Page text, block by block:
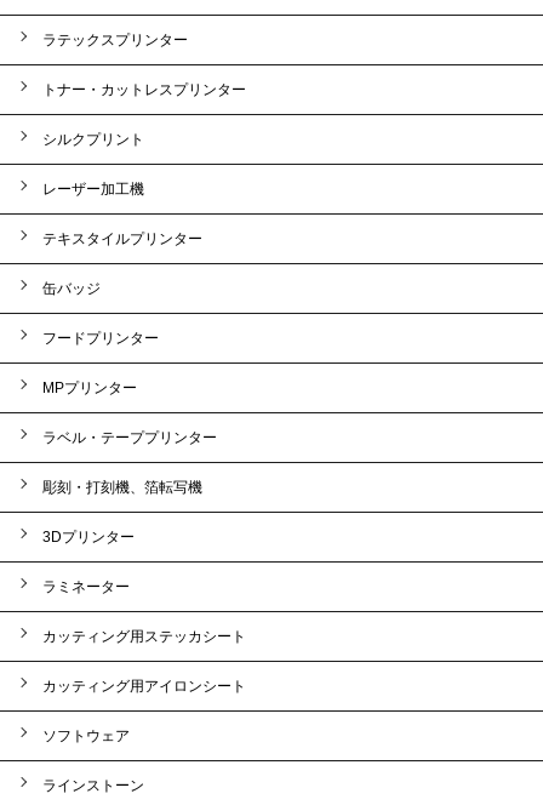
ラテックスプリンター
トナー・カットレスプリンター
シルクプリント
レーザー加工機
テキスタイルプリンター
缶バッジ
フードプリンター
MPプリンター
ラベル・テーププリンター
彫刻・打刻機、箔転写機
3Dプリンター
ラミネーター
カッティング用ステッカシート
カッティング用アイロンシート
ソフトウェア
ラインストーン